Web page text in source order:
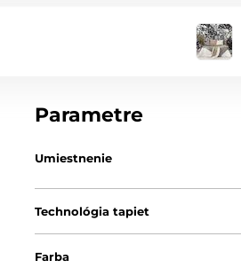
Parametre
Umiestnenie
Technológia tapiet
Farba